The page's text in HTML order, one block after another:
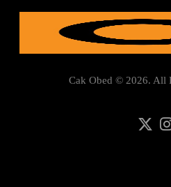
Cak Obed © 2026. All